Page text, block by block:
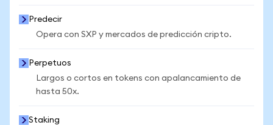
Predecir
Opera con SXP y mercados de predicción cripto.
Perpetuos
Largos o cortos en tokens con apalancamiento de
hasta 50x.
Staking